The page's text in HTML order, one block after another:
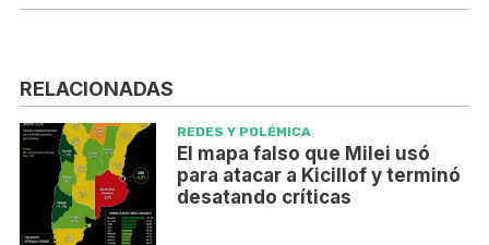
RELACIONADAS
REDES Y POLÉMICA
El mapa falso que Milei usó
para atacar a Kicillof y terminó
desatando críticas